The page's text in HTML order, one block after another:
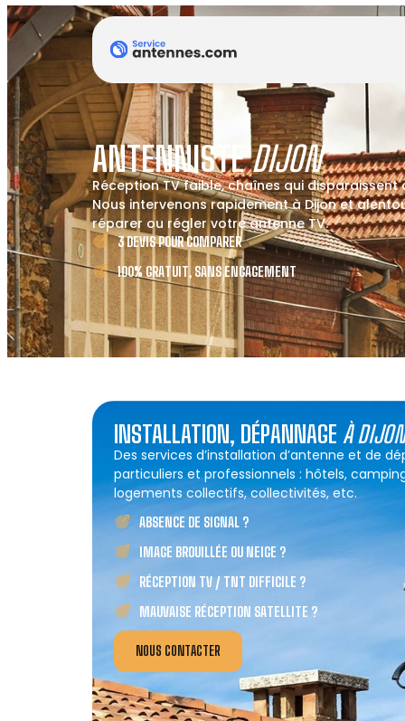
ANTENNISTEDIJON
Réception TV faible, chaînes qui disparaissent
Nous intervenons rapidement à Dijon et
réparer ou régler votre antenne TV.
3 DEVIS POUR COMPARER
100% GRATUIT, SANS ENGAGEMENT
INSTALLATION, DÉPANNAGE À DIJON
Des services d’installation d’antenne et de
particuliers et professionnels : hôtels,
logements collectifs, collectivités, etc.
ABSENCE DE SIGNAL ?
IMAGE BROUILLÉE OU NEIGE ?
RÉCEPTION TV / TNT DIFFICILE ?
MAUVAISE RÉCEPTION SATELLITE ?
NOUS CONTACTER